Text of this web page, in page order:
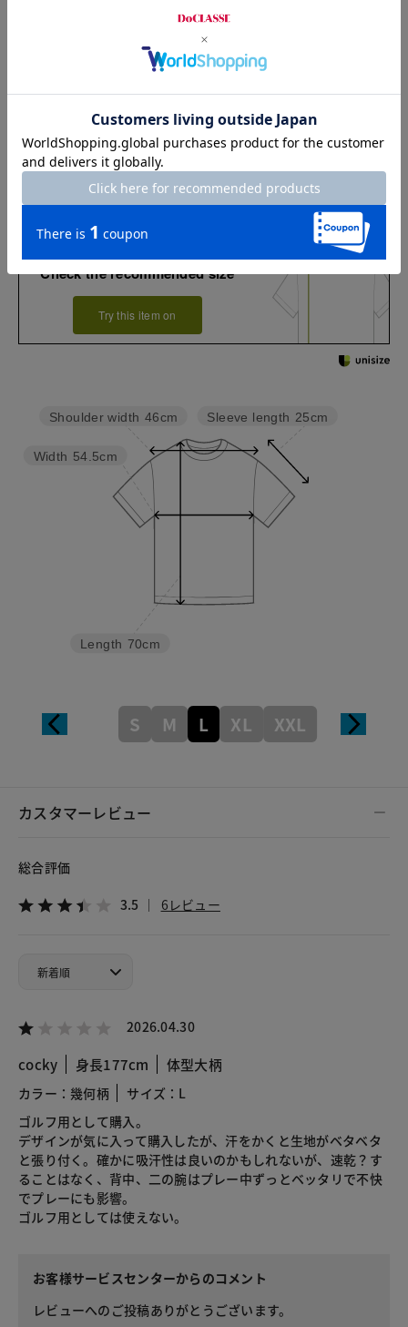
72 121
お店で試着する
チャット相談をする
Check the recommended size
Try this item on
Sleeve length 25cm
Length 70cm
Width 54.5cm
Shoulder width 46cm
S M L XL XXL
カスタマーレビュー
総合評価
3.5 6レビュー
2026.04.30
cocky 身長177cm 体型大柄
カラー：幾何柄
サイズ：L
ゴルフ用として購入。
デザインが気に入って購入したが、汗をかくと生地がベタベタ
と張り付く。確かに吸汗性は良いのかもしれないが、速乾？す
ることはなく、背中、二の腕はプレー中ずっとベッタリで不快
でプレーにも影響。
ゴルフ用としては使えない。
お客様サービスセンターからのコメント
レビューへのご投稿ありがとうございます。